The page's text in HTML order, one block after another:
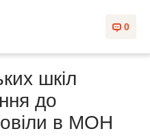
0
шкіл
до
в МОН